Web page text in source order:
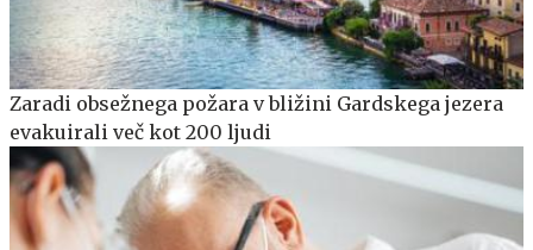
Zaradi obsežnega požara v bližini Gardskega jezera
evakuirali več kot 200 ljudi